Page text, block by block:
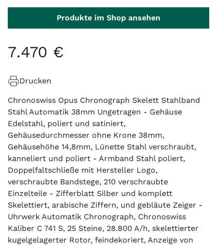
Produkte im Shop ansehen
7.470 €
Drucken
Chronoswiss Opus Chronograph Skelett Stahlband
Stahl Automatik 38mm Ungetragen - Gehäuse
Edelstahl, poliert und satiniert,
Gehäusedurchmesser ohne Krone 38mm,
Gehäusehöhe 14,8mm, Lünette Stahl verschraubt,
kanneliert und poliert - Armband Stahl poliert,
Doppelfaltschließe mit Hersteller Logo,
verschraubte Bandstege, 210 verschraubte
Einzelteile - Zifferblatt Silber und komplett
Skelettiert, arabische Ziffern, und gebläute Zeiger -
Uhrwerk Automatik Chronograph, Chronoswiss
Kaliber C 741 S, 25 Steine, 28.800 A/h, skelettierter
kugelgelagerter Rotor, feindekoriert, Anzeige von